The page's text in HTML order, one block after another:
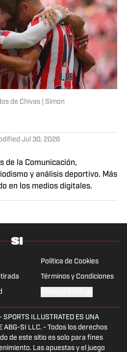
de Chivas | Simon
Jul 30, 2026
de la Comunicación,
y análisis deportivo. Más
en los medios digitales.
Política de Cookies
Términos y Condiciones
SPORTS ILLUSTRATED ES UNA
ABG-SI LLC. - Todos los derechos
de este sitio es solo para fines
Las apuestas y el juego